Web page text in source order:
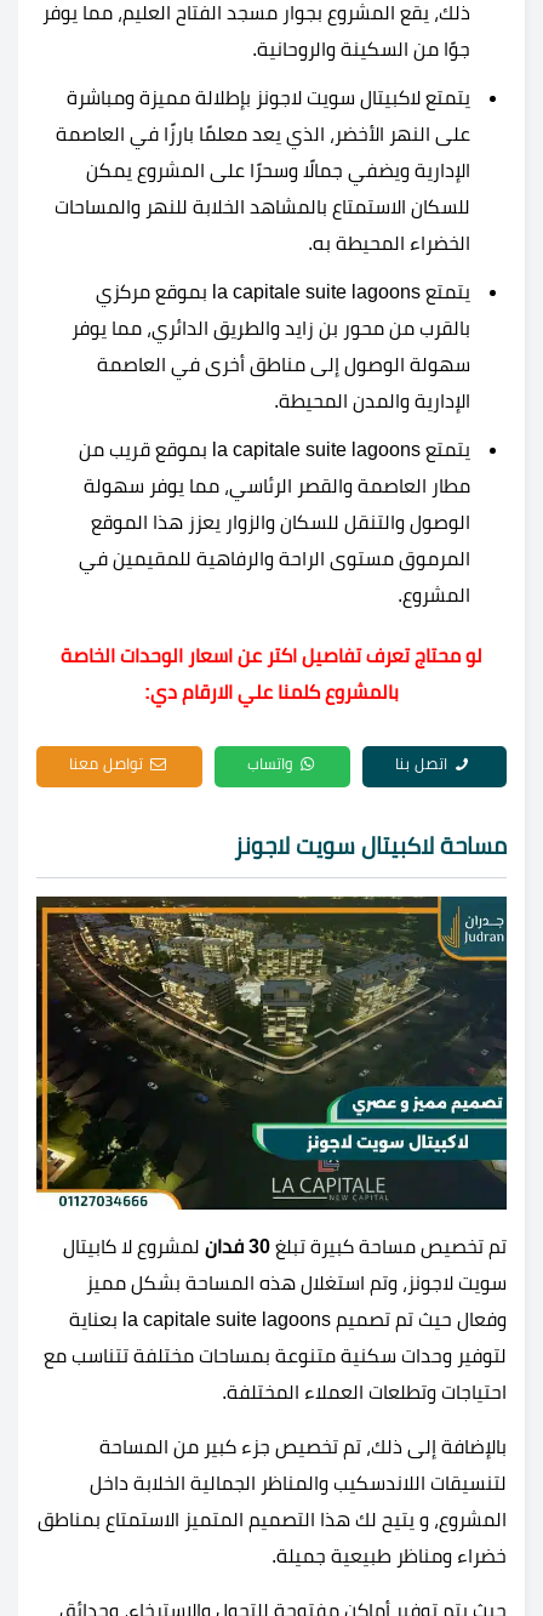
ذلك، يقع المشروع بجوار مسجد الفتاح العليم، مما يوفر
جوًا من السكينة والروحانية.
يتمتع لاكبيتال سويت لاجونز بإطلالة مميزة ومباشرة
على النهر الأخضر، الذي يعد معلمًا بارزًا في العاصمة
الإدارية ويضفي جمالًا وسحرًا على المشروع يمكن
للسكان الاستمتاع بالمشاهد الخلابة للنهر والمساحات
الخضراء المحيطة به.
يتمتع la capitale suite lagoons بموقع مركزي
بالقرب من محور بن زايد والطريق الدائري، مما يوفر
سهولة الوصول إلى مناطق أخرى في العاصمة
الإدارية والمدن المحيطة.
يتمتع la capitale suite lagoons بموقع قريب من
مطار العاصمة والقصر الرئاسي، مما يوفر سهولة
الوصول والتنقل للسكان والزوار يعزز هذا الموقع
المرموق مستوى الراحة والرفاهية للمقيمين في
المشروع.
لو محتاج تعرف تفاصيل اكتر عن اسعار الوحدات الخاصة
بالمشروع كلمنا علي الارقام دي:
اتصل بنا واتساب تواصل معنا
مساحة لاكبيتال سويت لاجونز
تم تخصيص مساحة كبيرة تبلغ 30 فدان
لمشروع لا كابيتال
سويت لاجونز، وتم استغلال هذه المساحة بشكل مميز
وفعال حيث تم تصميم la capitale suite lagoons بعناية
لتوفير وحدات سكنية متنوعة بمساحات مختلفة تتناسب مع
احتياجات وتطلعات العملاء المختلفة.
بالإضافة إلى ذلك، تم تخصيص جزء كبير من المساحة
لتنسيقات اللاندسكيب والمناظر الجمالية الخلابة داخل
المشروع، و يتيح لك هذا التصميم المتميز الاستمتاع بمناطق
خضراء ومناظر طبيعية جميلة.
حيث يتم توفير أماكن مفتوحة للتجول والاسترخاء، وحدائق